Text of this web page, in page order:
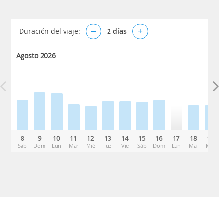
Duración del viaje: – 2 días +
Agosto 2026
8
Sáb
9
Dom
10
Lun
11
Mar
12
Mié
13
Jue
14
Vie
15
Sáb
16
Dom
17
Lun
18
Mar
19
Mié